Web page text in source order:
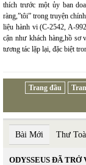
thích trước một ủy ban
ràng,”tôi” trong truyện
liệu hành vi (C-2542, A-
cận như khách hàng,hồ sơ
tương tác lặp lại, đặc biệt
Trang đầu
Bài Mới Thư
ODYSSEUS ĐÃ